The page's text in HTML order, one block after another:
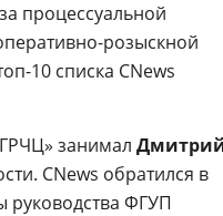
процессуальной
розыскной
10 списка CNews
занимал
CNews обратился в
руководства ФГУП